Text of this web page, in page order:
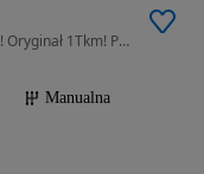
1364 cm3 • 140 KM • 1.4T Cosmo Lift! Sedan!!! Oryginał 1Tkm! Piękna! Gwarancja 15mieś!
Manualna